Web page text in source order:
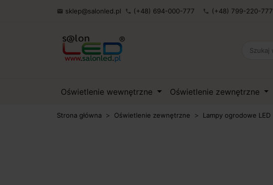
 sklep@salonled.pl phone (+48) 694-000-777 phone (+48) 799-220-777
Oświetlenie wewnętrzne Oświetlenie zewnętrzne
Strona główna Oświetlenie zewnętrzne Lampy ogrodowe LED